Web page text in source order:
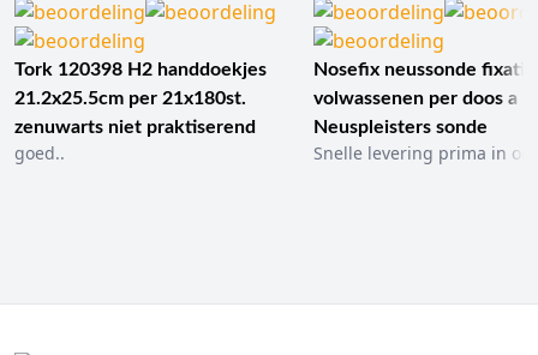
Tork 120398 H2 handdoekjes
21.2x25.5cm per 21x180st.
zenuwarts niet praktiserend
goed..
Nosefix neussonde
volwassenen per doos a
Neuspleisters sonde
Snelle levering prima in